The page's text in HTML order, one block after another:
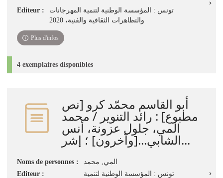
Editeur :
تونس‏ : ‏المؤسسة الوطنية لتنمية المهرجانات
والتظاهرات الثقافية والفنية‏‏‏‏، ‏2020
Plus d'infos
4 exemplaires disponibles
أبو القاسم محمّد كرو [نص
مطبوع] : رائد التنوير / محمد
المي، جلول عزونة، أنس
الشابي...[وآخرون] ؛ إشر...
Noms de personnes :
المي‏, ‏محمد‏
Editeur :
تونس : المؤسسة الوطنية لتنمية